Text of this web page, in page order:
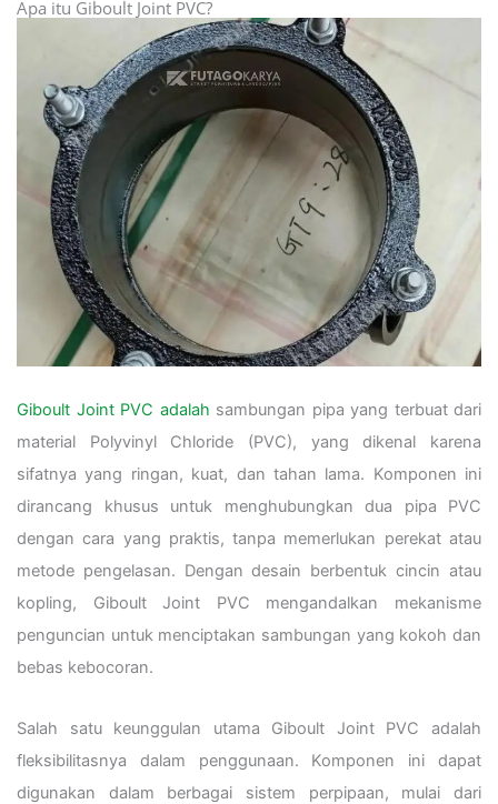
Apa itu Giboult Joint PVC?
Giboult Joint PVC adalah sambungan pipa yang terbuat dari
material Polyvinyl Chloride (PVC), yang dikenal karena
sifatnya yang ringan, kuat, dan tahan lama. Komponen ini
dirancang khusus untuk menghubungkan dua pipa PVC
dengan cara yang praktis, tanpa memerlukan perekat atau
metode pengelasan. Dengan desain berbentuk cincin atau
kopling, Giboult Joint PVC mengandalkan mekanisme
penguncian untuk menciptakan sambungan yang kokoh dan
bebas kebocoran.
Salah satu keunggulan utama Giboult Joint PVC adalah
fleksibilitasnya dalam penggunaan. Komponen ini dapat
digunakan dalam berbagai sistem perpipaan, mulai dari